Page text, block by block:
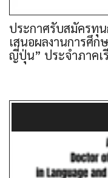
ประกาศรับสมัครทุ
เสนอผลงานการศึ
ญี่ปุ่น” ประจำภาคเ